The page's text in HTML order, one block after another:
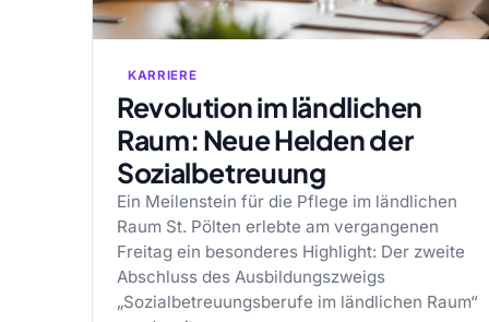
KARRIERE
Revolution im ländlichen
Raum: Neue Helden der
Sozialbetreuung
Ein Meilenstein für die Pflege im ländlichen
Raum St. Pölten erlebte am vergangenen
Freitag ein besonderes Highlight: Der zweite
Abschluss des Ausbildungszweigs
„Sozialbetreuungsberufe im ländlichen Raum“